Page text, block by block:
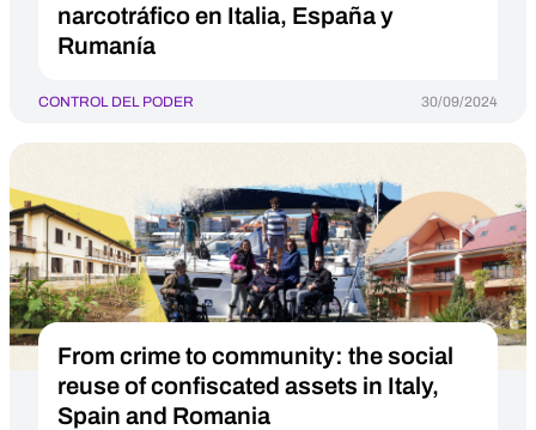
narcotráfico en Italia, España y
Rumanía
CONTROL DEL PODER 30/09/2024
From crime to community: the social
reuse of confiscated assets in Italy,
Spain and Romania